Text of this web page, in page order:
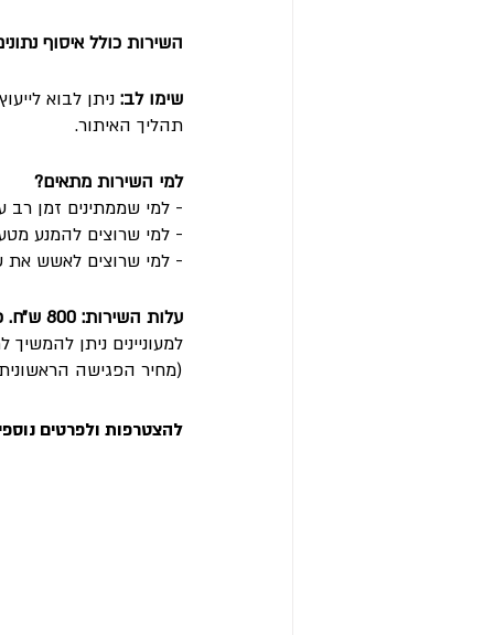
השירות כולל איסוף
שימו לב: ניתן לבוא
תהליך האיתור.
למי השירות מתאים?
- למי שממתינים זמן רב
- למי שרוצים להמנע
- למי שרוצים לאשש את
עלות השירות: 800 ש״ח. כולל מע״מ
למעוניינים ניתן
(מחיר הפגישה
להצטרפות ולפרטים נוספים פנו